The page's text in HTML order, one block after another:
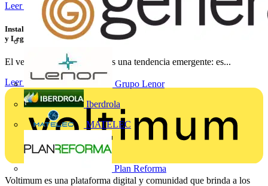
Grupo Lenor
Iberdrola
MATELEC
Plan Reforma
Leer más
Instalaciones de Recarga para Vehículo Eléctrico: Cómo Instalar, Verificar
y Legalizar con Éxito
El vehículo eléctrico ya no es una tendencia emergente: es...
Leer más
Voltimum es una plataforma digital y comunidad que brinda a los